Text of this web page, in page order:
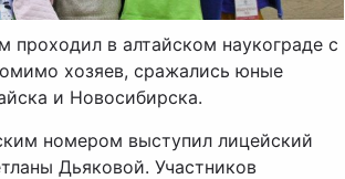
в алтайском наукограде с
хозяев, сражались юные
и Новосибирска.
номером выступил лицейский
Дьяковой. Участников